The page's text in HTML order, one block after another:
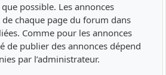
possible. Les annonces
chaque page du forum dans
Comme pour les annonces
de publier des annonces dépend
par l’administrateur.